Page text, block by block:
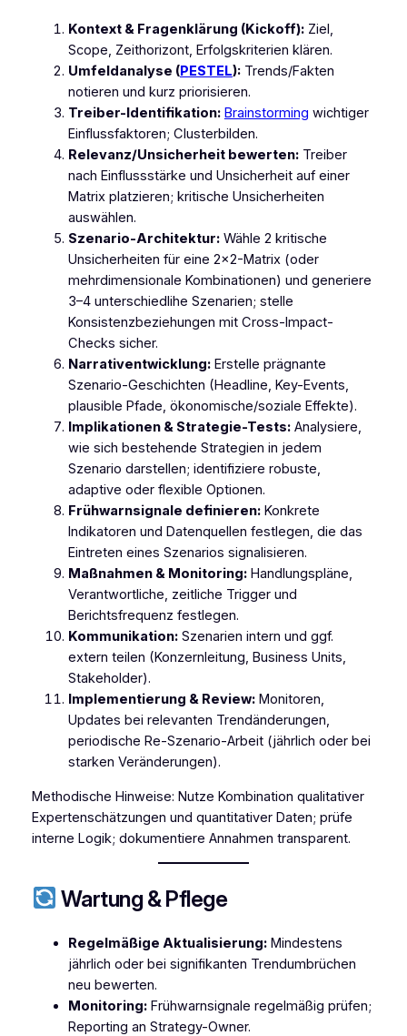
Kontext & Fragenklärung (Kickoff):Ziel,
Scope, Zeithorizont, Erfolgskriterien klären.
Umfeldanalyse (PESTEL):Trends/Fakten
notieren und kurz priorisieren.
Treiber-Identifikation: Brainstorming wichtiger
Einflussfaktoren; Clusterbilden.
Relevanz/Unsicherheit bewerten:Treiber
nach Einflussstärke und Unsicherheit auf einer
Matrix platzieren; kritische Unsicherheiten
auswählen.
Szenario-Architektur:Wähle 2 kritische
Unsicherheiten für eine 2×2-Matrix (oder
mehrdimensionale Kombinationen) und generiere
3–4 unterschiedlihe Szenarien; stelle
Konsistenzbeziehungen mit Cross-Impact-
Checks sicher.
Narrativentwicklung:Erstelle prägnante
Szenario-Geschichten (Headline, Key-Events,
plausible Pfade, ökonomische/soziale Effekte).
Implikationen & Strategie-Tests:Analysiere,
wie sich bestehende Strategien in jedem
Szenario darstellen; identifiziere robuste,
adaptive oder flexible Optionen.
Frühwarnsignale definieren:Konkrete
Indikatoren und Datenquellen festlegen, die das
Eintreten eines Szenarios signalisieren.
Maßnahmen & Monitoring:Handlungspläne,
Verantwortliche, zeitliche Trigger und
Berichtsfrequenz festlegen.
Kommunikation:Szenarien intern und ggf.
extern teilen (Konzernleitung, Business Units,
Stakeholder).
Implementierung & Review:Monitoren,
Updates bei relevanten Trendänderungen,
periodische Re-Szenario-Arbeit (jährlich oder bei
starken Veränderungen).
Methodische Hinweise: Nutze Kombination qualitativer
Expertenschätzungen und quantitativer Daten; prüfe
interne Logik; dokumentiere Annahmen transparent.
Wartung & Pflege
Regelmäßige Aktualisierung:Mindestens
jährlich oder bei signifikanten Trendumbrüchen
neu bewerten.
Monitoring:Frühwarnsignale regelmäßig prüfen;
Reporting an Strategy-Owner.